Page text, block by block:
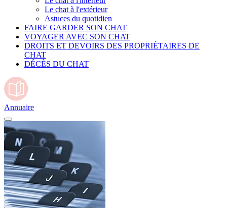
Le chat à l'extérieur
Astuces du quotidien
FAIRE GARDER SON CHAT
VOYAGER AVEC SON CHAT
DROITS ET DEVOIRS DES PROPRIÉTAIRES DE
CHAT
DÉCÈS DU CHAT
Annuaire